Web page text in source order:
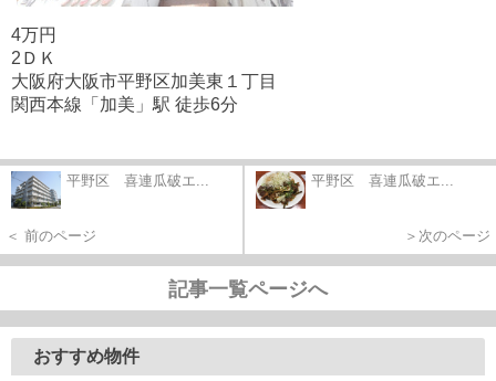
4万円
2ＤＫ
大阪府大阪市平野区加美東１丁目
関西本線「加美」駅 徒歩6分
平野区 喜連瓜破エ...
＜ 前のページ
平野区 喜連瓜破エ...
＞次のページ
記事一覧ページへ
おすすめ物件